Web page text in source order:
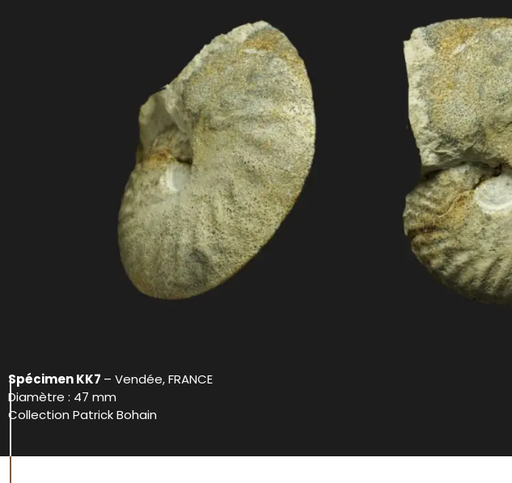
Spécimen KK7 – Vendée, FRANCE
Diamètre : 47 mm
Collection Patrick Bohain